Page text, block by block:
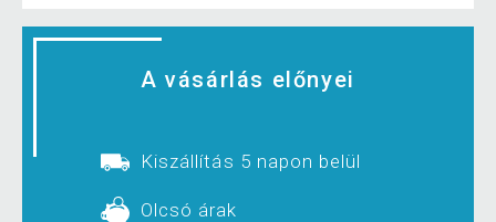
A vásárlás előnyei
Kiszállítás 5 napon belül
Olcsó árak